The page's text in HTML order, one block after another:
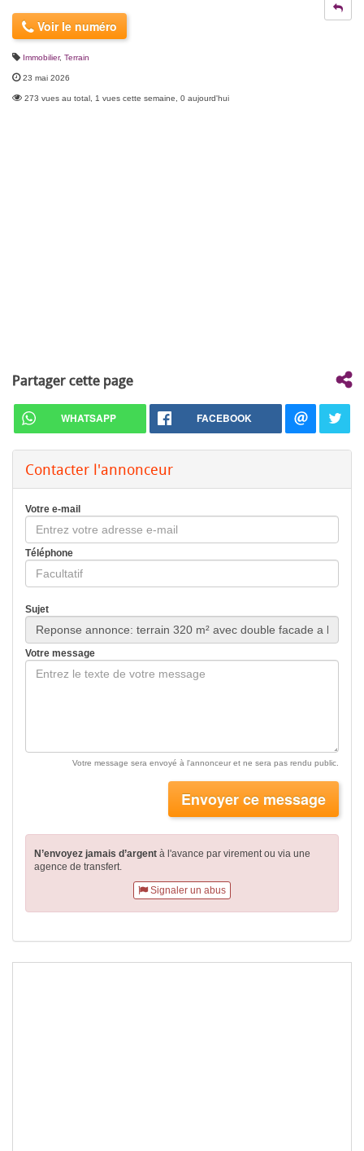
Voir le numéro
Immobilier, Terrain
23 mai 2026
273 vues au total, 1 vues cette semaine, 0 aujourd'hui
Partager cette page
WHATSAPP FACEBOOK
Contacter l'annonceur
Votre e-mail
Téléphone
Sujet
Votre message
Votre message sera envoyé à l'annonceur et ne sera pas rendu public.
Envoyer ce message
N’envoyez jamais d’argent à l'avance par virementou via une
agence de transfert.
Signaler un abus